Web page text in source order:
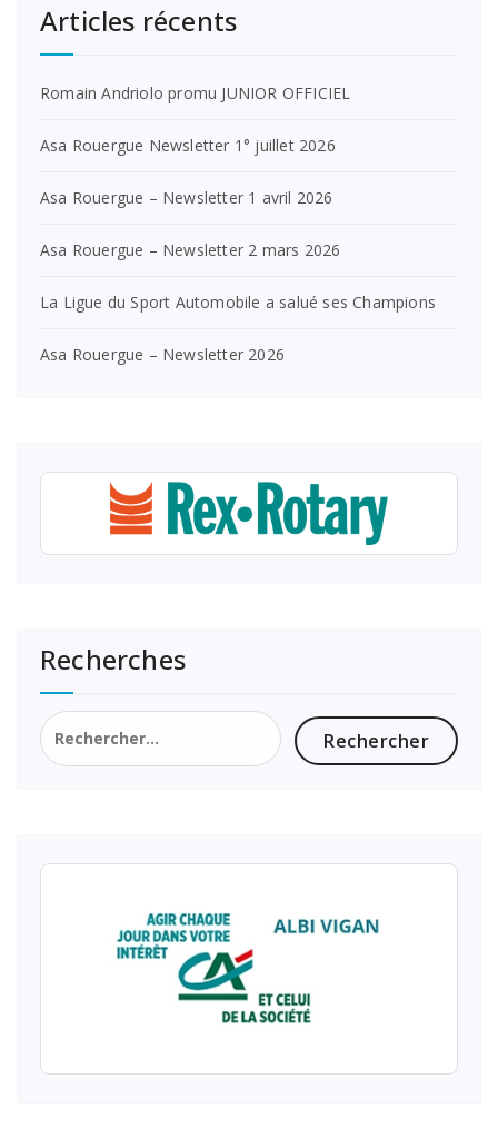
Articles récents
Romain Andriolo promu JUNIOR OFFICIEL
Asa Rouergue Newsletter 1° juillet 2026
Asa Rouergue – Newsletter 1 avril 2026
Asa Rouergue – Newsletter 2 mars 2026
La Ligue du Sport Automobile a salué ses Champions
Asa Rouergue – Newsletter 2026
Recherches
Rechercher :